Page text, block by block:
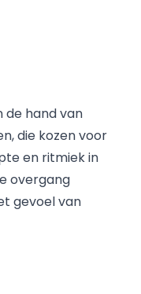
de hand van
, die kozen voor
en ritmiek in
overgang
gevoel van